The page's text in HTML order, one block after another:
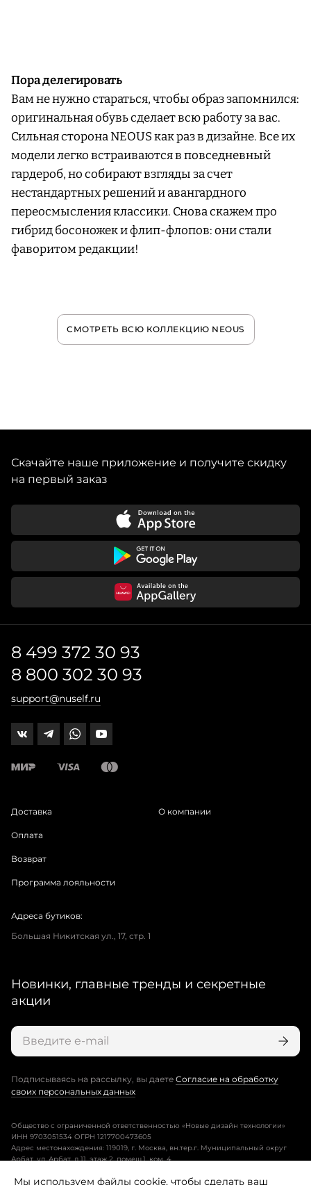
Пора делегировать
Вам не нужно стараться, чтобы образ запомнился:
оригинальная обувь сделает всю работу за вас.
Сильная сторона NEOUS как раз в дизайне. Все их
модели легко встраиваются в повседневный
гардероб, но собирают взгляды за счет
нестандартных решений и авангардного
переосмысления классики. Снова скажем про
гибрид босоножек и флип-флопов: они стали
фаворитом редакции!
СМОТРЕТЬ ВСЮ КОЛЛЕКЦИЮ NEOUS
Скачайте наше приложение и получите скидку
на первый заказ
8 499 372 30 93
8 800 302 30 93
support@nuself.ru
Доставка
Оплата
Возврат
Программа лояльности
О компании
Адреса бутиков:
Большая Никитская ул., 17, стр. 1
Новинки, главные тренды и секретные
акции
Подписываясь на рассылку, вы даете Согласие на обработку
своих персональных данных
Общество с ограниченной ответственностью «Новые дизайн технологии»
ИНН 9703051534 ОГРН 1217700473605
Адрес местонахождения: 119019, г. Москва, вн.тер.г. Муниципальный округ
Арбат, ул. Арбат, д.11, этаж 2, помещ.1, ком. 4.
Мы используем файлы cookie, чтобы сделать ваш